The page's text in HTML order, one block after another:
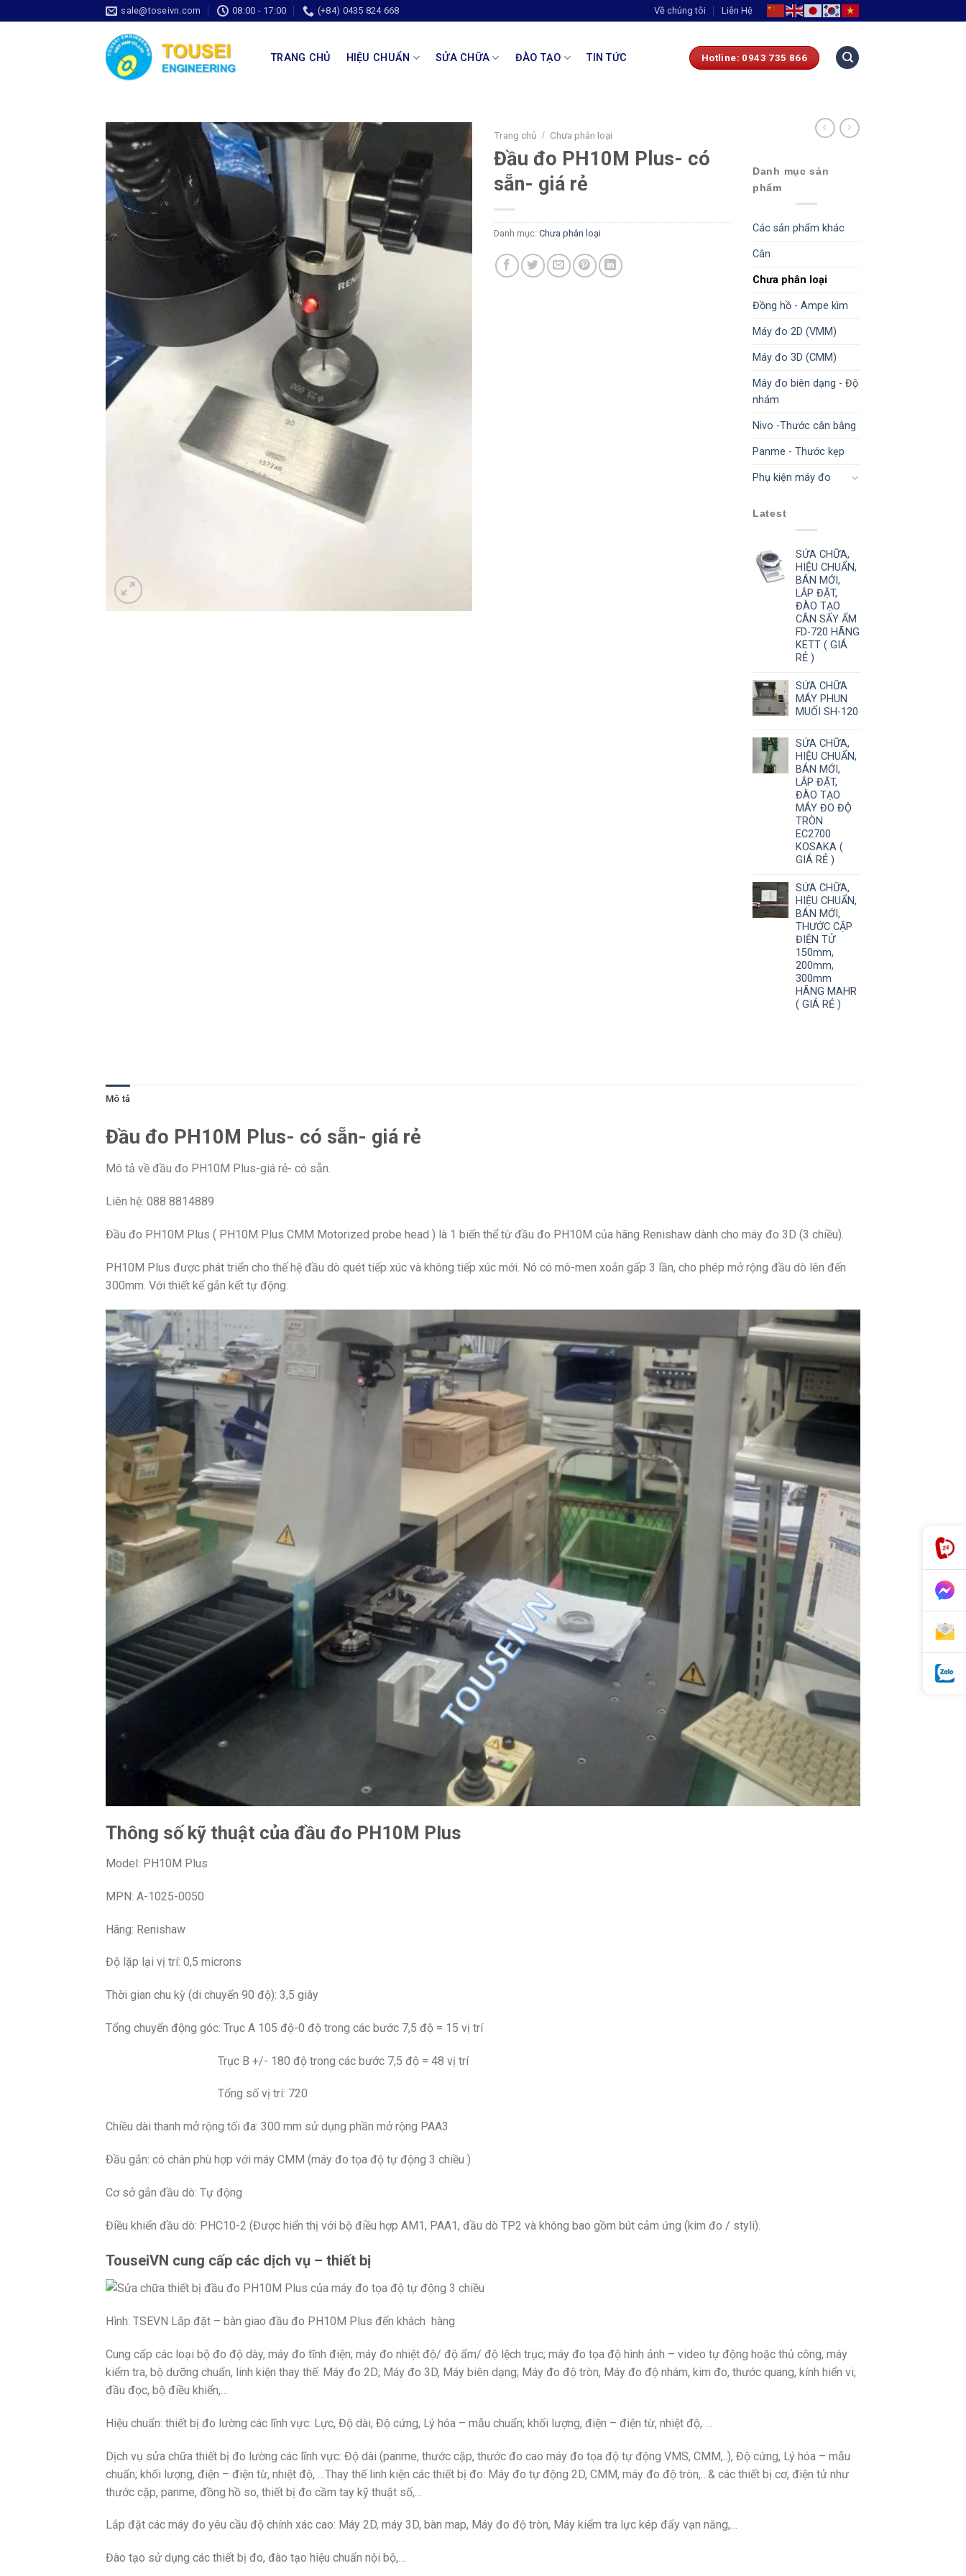
sale@toseivn.com 08:00 - 17:00 (+84) 0435 824 668 Về chúng tôi Liên Hệ
TRANG CHỦ HIỆU CHUẨN SỬA CHỮA ĐÀO TẠO TIN TỨC Hotline: 0943 735 866
Trang chủ / Chưa phân loại
Đầu đo PH10M Plus- có
sẵn- giá rẻ
Danh mục: Chưa phân loại
Danh mục sản
phẩm
Các sản phẩm khác
Cân
Chưa phân loại
Đồng hồ - Ampe kìm
Máy đo 2D (VMM)
Máy đo 3D (CMM)
Máy đo biên dạng - Độ
nhám
Nivo -Thước cân bằng
Panme - Thước kẹp
Phụ kiện máy đo
Latest
SỬA CHỮA,
HIỆU CHUẨN,
BÁN MỚI,
LẮP ĐẶT,
ĐÀO TẠO
CÂN SẤY ẨM
FD-720 HÃNG
KETT ( GIÁ
RẺ )
SỬA CHỮA
MÁY PHUN
MUỐI SH-120
SỬA CHỮA,
HIỆU CHUẨN,
BÁN MỚI,
LẮP ĐẶT,
ĐÀO TẠO
MÁY ĐO ĐỘ
TRÒN
EC2700
KOSAKA (
GIÁ RẺ )
SỬA CHỮA,
HIỆU CHUẨN,
BÁN MỚI,
THƯỚC CẶP
ĐIỆN TỬ
150mm,
200mm,
300mm
HÃNG MAHR
( GIÁ RẺ )
Mô tả
Đầu đo PH10M Plus- có sẵn- giá rẻ
Mô tả về đầu đo PH10M Plus-giá rẻ- có sẵn.
Liên hệ: 088 8814889
Đầu đo PH10M Plus ( PH10M Plus CMM Motorized probe head ) là 1 biến thể từ đầu đo PH10M của hãng Renishaw dành cho máy đo 3D (3 chiều).
PH10M Plus được phát triển cho thế hệ đầu dò quét tiếp xúc và không tiếp xúc mới. Nó có mô-men xoắn gấp 3 lần, cho phép mở rộng đầu dò lên đến
300mm. Với thiết kế gắn kết tự động.
Thông số kỹ thuật của đầu đo PH10M Plus
Model: PH10M Plus
MPN: A-1025-0050
Hãng: Renishaw
Độ lặp lại vị trí: 0,5 microns
Thời gian chu kỳ (di chuyển 90 độ): 3,5 giây
Tổng chuyển động góc: Trục A 105 độ-0 độ trong các bước 7,5 độ = 15 vị trí
Trục B +/- 180 độ trong các bước 7,5 độ = 48 vị trí
Tổng số vị trí: 720
Chiều dài thanh mở rộng tối đa: 300 mm sử dụng phần mở rộng PAA3
Đầu gắn: có chân phù hợp với máy CMM (máy đo tọa độ tự động 3 chiều )
Cơ sở gắn đầu dò: Tự động
Điều khiển đầu dò: PHC10-2 (Được hiển thị với bộ điều hợp AM1, PAA1, đầu dò TP2 và không bao gồm bút cảm ứng (kim đo / styli).
TouseiVN cung cấp các dịch vụ – thiết bị
Hình: TSEVN Lắp đặt – bàn giao đầu đo PH10M Plus đến khách hàng
Cung cấp các loại bộ đo độ dày, máy đo tĩnh điện; máy đo nhiệt độ/ độ ẩm/ độ lệch trục; máy đo tọa độ hình ảnh – video tự động hoặc thủ công, máy
kiểm tra, bộ dưỡng chuẩn, linh kiện thay thế: Máy đo 2D; Máy đo 3D, Máy biên dạng; Máy đo độ tròn, Máy đo độ nhám, kim đo, thước quang, kính hiển vi;
đầu đọc, bộ điều khiển,…
Hiệu chuẩn: thiết bị đo lường các lĩnh vực: Lực, Độ dài, Độ cứng, Lý hóa – mẫu chuẩn; khối lượng, điện – điện từ, nhiệt độ, …
Dịch vụ sửa chữa thiết bị đo lường các lĩnh vực: Độ dài (panme, thước cặp, thước đo cao máy đo tọa độ tự động VMS, CMM,..), Độ cứng, Lý hóa – mẫu
chuẩn; khối lượng, điện – điện từ, nhiệt độ, …Thay thế linh kiện các thiết bị đo: Máy đo tự động 2D, CMM, máy đo độ tròn,…& các thiết bị cơ, điện tử như
thước cặp, panme, đồng hồ so, thiết bị đo cầm tay kỹ thuật số,…
Lắp đặt các máy đo yêu cầu độ chính xác cao: Máy 2D, máy 3D, bàn map, Máy đo độ tròn, Máy kiểm tra lực kép đẩy vạn năng,…
Đào tạo sử dụng các thiết bị đo, đào tạo hiệu chuẩn nội bộ,…